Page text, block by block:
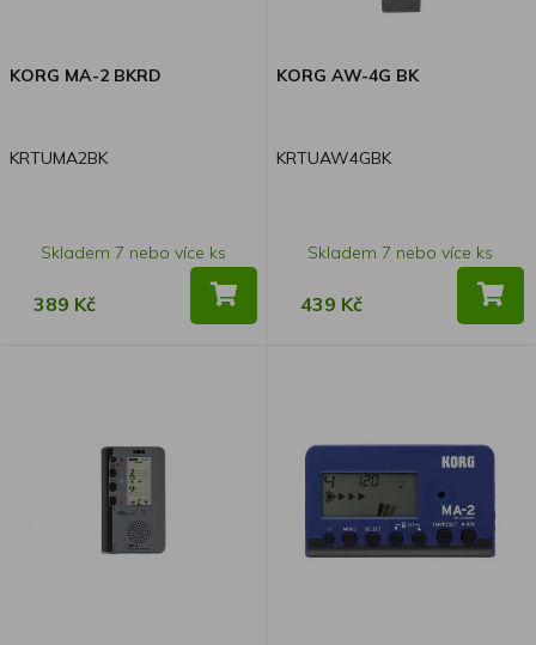
KORG MA-2 BKRD
KRTUMA2BK
Skladem 7 nebo více ks
389 Kč
KORG AW-4G BK
KRTUAW4GBK
Skladem 7 nebo více ks
439 Kč